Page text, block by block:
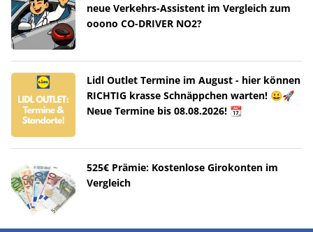
neue Verkehrs-Assistent im Vergleich zum
ooono CO-DRIVER NO2?
Lidl Outlet Termine im August - hier können
RICHTIG krasse Schnäppchen warten! 😀🚀
Neue Termine bis 08.08.2026! 📆
525€ Prämie: Kostenlose Girokonten im
Vergleich